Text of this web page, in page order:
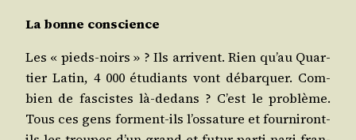
La bonne conscience
Les « pieds-noirs » ? Ils arrivent. Rien qu’au Quar­
tier Latin, 4 000 étu­diants vont débar­quer. Com­
bien de fas­cistes là-dedans ? C’est le pro­blème.
Tous ces gens forment-ils l’ossature et four­ni­ront-